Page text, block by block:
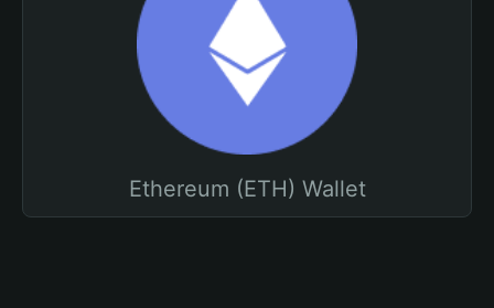
Ethereum (ETH) Wallet